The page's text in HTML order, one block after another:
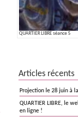
QUARTIER LIBRE séance 5
Articles récents
Projection le 28 juin à
QUARTIER LIBRE, le
en ligne !